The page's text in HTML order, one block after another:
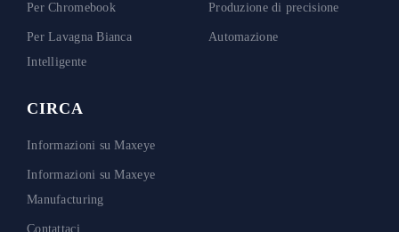
Per Chromebook
Per Lavagna Bianca
Intelligente
Produzione di precisione
Automazione
CIRCA
Informazioni su Maxeye
Informazioni su Maxeye
Manufacturing
Contattaci